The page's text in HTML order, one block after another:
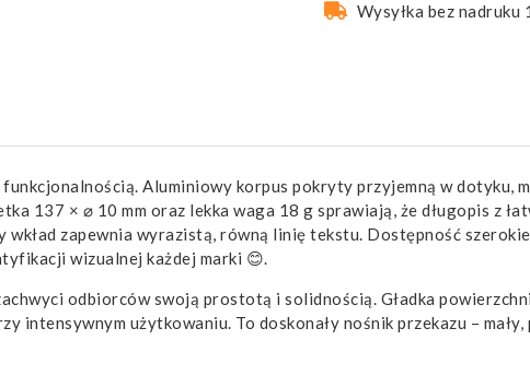
Wysyłka bez
Aluminiowy korpus pokryty przyjemną w dotyku,
137 × ⌀ 10 mm oraz lekka waga 18 g sprawiają, że długopis z
zapewnia wyrazistą, równą linię tekstu. Dostępność
wizualnej każdej marki 😊.
odbiorców swoją prostotą i solidnością. Gładka
intensywnym użytkowaniu. To doskonały nośnik przekazu –